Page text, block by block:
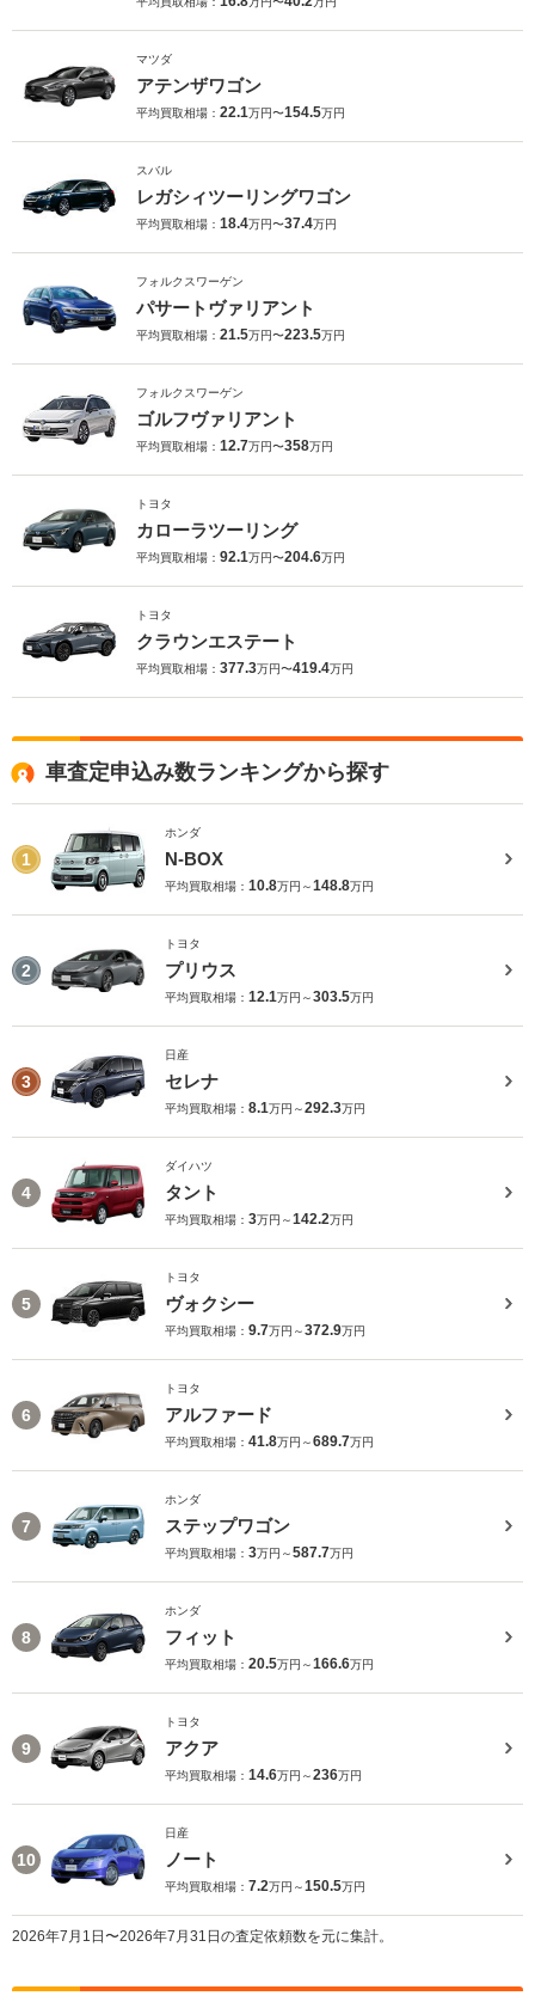
マツダ
アテンザワゴン
平均買取相場： 22.1万円〜154.5万円
スバル
レガシィツーリングワゴン
平均買取相場： 18.4万円〜37.4万円
フォルクスワーゲン
パサートヴァリアント
平均買取相場： 21.5万円〜223.5万円
フォルクスワーゲン
ゴルフヴァリアント
平均買取相場： 12.7万円〜358万円
トヨタ
カローラツーリング
平均買取相場： 92.1万円〜204.6万円
トヨタ
クラウンエステート
平均買取相場： 377.3万円〜419.4万円
車査定申込み数ランキングから探す
1
ホンダ
N-BOX
平均買取相場： 10.8万円～148.8万円
2
トヨタ
プリウス
平均買取相場： 12.1万円～303.5万円
3
日産
セレナ
平均買取相場： 8.1万円～292.3万円
4
ダイハツ
タント
平均買取相場： 3万円～142.2万円
5
トヨタ
ヴォクシー
平均買取相場： 9.7万円～372.9万円
6
トヨタ
アルファード
平均買取相場： 41.8万円～689.7万円
7
ホンダ
ステップワゴン
平均買取相場： 3万円～587.7万円
8
ホンダ
フィット
平均買取相場： 20.5万円～166.6万円
9
トヨタ
アクア
平均買取相場： 14.6万円～236万円
10
日産
ノート
平均買取相場： 7.2万円～150.5万円
2026年7月1日〜2026年7月31日の査定依頼数を元に集計。